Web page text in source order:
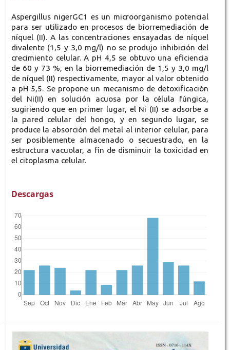
Aspergillus nigerGC1 es un microorganismo potencial
para ser utilizado en procesos de biorremediación de
níquel (II). A las concentraciones ensayadas de níquel
divalente (1,5 y 3,0 mg/l) no se produjo inhibición del
crecimiento celular. A pH 4,5 se obtuvo una eficiencia
de 60 y 73 %, en la biorremediación de 1,5 y 3,0 mg/l
de níquel (II) respectivamente, mayor al valor obtenido
a pH 5,5. Se propone un mecanismo de detoxificación
del Ni(II) en solución acuosa por la célula fúngica,
sugiriendo que en primer lugar, el Ni (II) se adsorbe a
la pared celular del hongo, y en segundo lugar, se
produce la absorción del metal al interior celular, para
ser posiblemente almacenado o secuestrado, en la
estructura vacuolar, a fin de disminuir la toxicidad en
el citoplasma celular.
Descargas